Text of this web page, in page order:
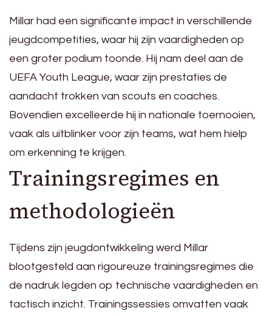
Millar had een significante impact in verschillende
jeugdcompetities, waar hij zijn vaardigheden op
een groter podium toonde. Hij nam deel aan de
UEFA Youth League, waar zijn prestaties de
aandacht trokken van scouts en coaches.
Bovendien excelleerde hij in nationale toernooien,
vaak als uitblinker voor zijn teams, wat hem hielp
om erkenning te krijgen.
Trainingsregimes en
methodologieën
Tijdens zijn jeugdontwikkeling werd Millar
blootgesteld aan rigoureuze trainingsregimes die
de nadruk legden op technische vaardigheden en
tactisch inzicht. Trainingssessies omvatten vaak